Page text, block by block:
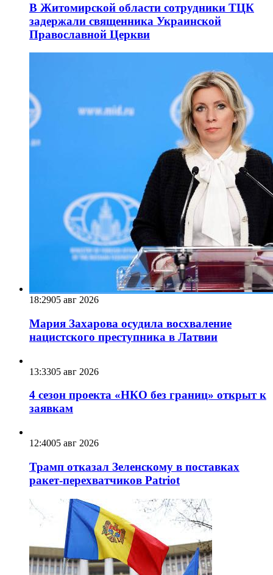
В Житомирской области сотрудники ТЦК
задержали священника Украинской
Православной Церкви
18:2905 авг 2026
Мария Захарова осудила восхваление
нацистского преступника в Латвии
13:3305 авг 2026
4 сезон проекта «НКО без границ» открыт к
заявкам
12:4005 авг 2026
Трамп отказал Зеленскому в поставках
ракет-перехватчиков Patriot